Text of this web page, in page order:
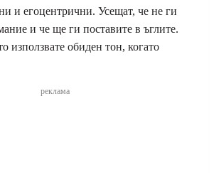
и егоцентрични. Усещат, че не ги
и че ще ги поставите в ъглите.
използвате обиден тон, когато
реклама